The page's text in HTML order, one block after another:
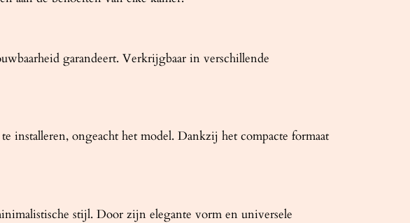
garandeert. Verkrijgbaar in verschillende
ongeacht het model. Dankzij het compacte formaat
stijl. Door zijn elegante vorm en universele